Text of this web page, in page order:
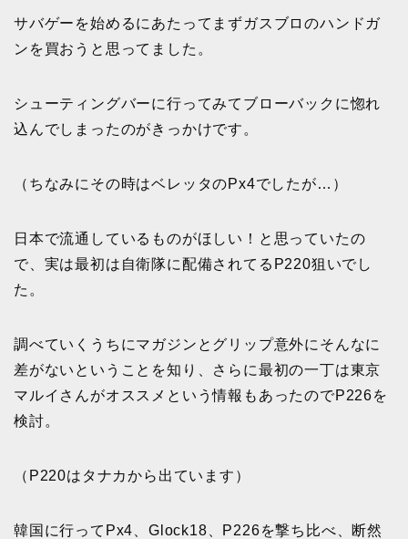
サバゲーを始めるにあたってまずガスブロのハンドガ
ンを買おうと思ってました。
シューティングバーに行ってみてブローバックに惚れ
込んでしまったのがきっかけです。
（ちなみにその時はベレッタのPx4でしたが…）
日本で流通しているものがほしい！と思っていたの
で、実は最初は自衛隊に配備されてるP220狙いでし
た。
調べていくうちにマガジンとグリップ意外にそんなに
差がないということを知り、さらに最初の一丁は東京
マルイさんがオススメという情報もあったのでP226を
検討。
（P220はタナカから出ています）
韓国に行ってPx4、Glock18、P226を撃ち比べ、断然